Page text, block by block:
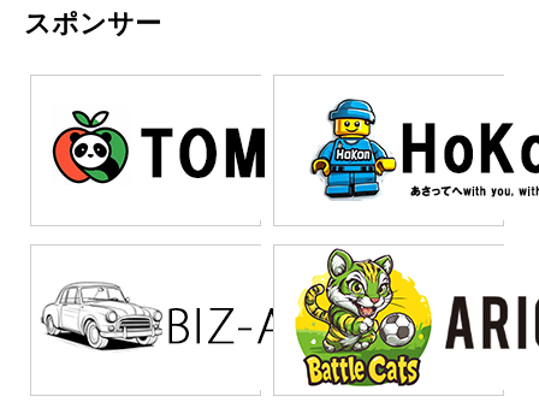
のだ。
「Excelをやめる」のでは
なく、「Excelの良さを活
なっており、実際の効果
を数値で示すことができ
導入に向けた予算確保も
まずは小さく始めて、確
実な成果を積み重ねるこ
とが重要になってくる。
示などだ。結果として何
ができれば、どういった
れるのかを第三者が見て
データの可視化により、
AI導入前後の変化を明確
に示すことができれば、
報告時には、視覚的に分
とで、プロジェクトの価
値を効果的に伝えること
が可能になる。
になってしまうのではな
いかという懸念が生まれ
開発を行うことで、そも
なされなくなってしまっ
たりすることもあるだろ
う。これは、目的をシス
ばAI活用による業務改善
らず、システム開発が主
目的となってしまい、AI
機能が後回しになってし
まうケースも少なくな
統合的アプローチの重要
AIはAIの会社に発注する、
発注するといった、区分
けをしてしまうことに誤
りがある。まず、やるべ
る人に区分けから入って
行いつつKPIを作っていく
ことが重要になる。これ
は市民開発と呼ばれるも
のに近く、自社内でロー
まとめ
部署やグループを横断し
った。ツールや部分的な
前に適した組織体である
ことの確認が大切だ。AI
導入を成功させるために
は、技術面だけでなく組
スポンサー